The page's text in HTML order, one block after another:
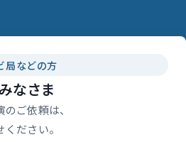
局などの方
なさま
ご依頼は、
ださい。